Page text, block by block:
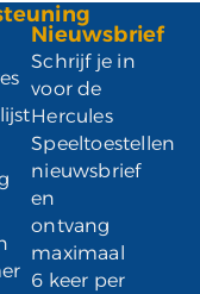
Nieuwsbrief
Schrijf je in
voor de
Hercules
Speeltoestellen
nieuwsbrief
en
ontvang
maximaal
6 keer per